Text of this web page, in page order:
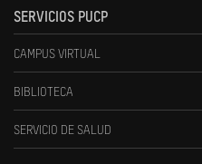
SERVICIOS PUCP
CAMPUS VIRTUAL
BIBLIOTECA
SERVICIO DE SALUD